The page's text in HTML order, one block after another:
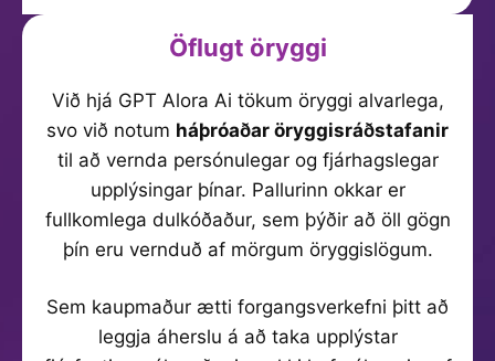
Öflugt öryggi
Við hjá GPT Alora Ai tökum öryggi alvarlega,
svo við notum háþróaðar öryggisráðstafanir
til að vernda persónulegar og fjárhagslegar
upplýsingar þínar. Pallurinn okkar er
fullkomlega dulkóðaður, sem þýðir að öll gögn
þín eru vernduð af mörgum öryggislögum.
Sem kaupmaður ætti forgangsverkefni þitt að
leggja áherslu á að taka upplýstar